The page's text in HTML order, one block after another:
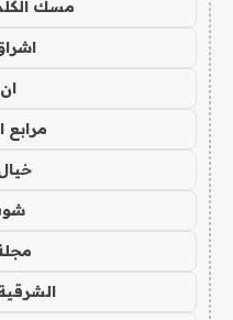
مسك
مرابع